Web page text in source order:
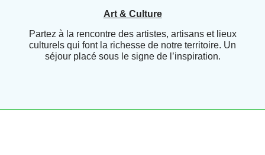
Art & Culture
Partez à la rencontre des artistes, artisans et lieux
culturels qui font la richesse de notre territoire. Un
séjour placé sous le signe de l’inspiration.